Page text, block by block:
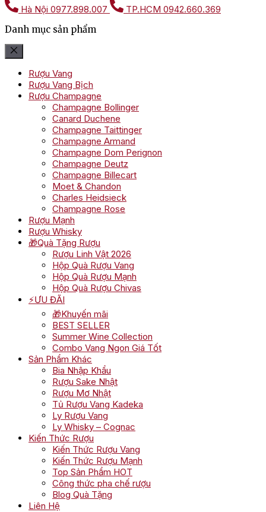
Hà Nội 0977.898.007 TP.HCM 0942.660.369
Danh mục sản phẩm
Rượu Vang
Rượu Vang Bịch
Rượu Champagne
Champagne Bollinger
Canard Duchene
Champagne Taittinger
Champagne Armand
Champagne Dom Perignon
Champagne Deutz
Champagne Billecart
Moet & Chandon
Charles Heidsieck
Champagne Rose
Rượu Mạnh
Rượu Whisky
🎁Quà Tặng Rượu
Rượu Linh Vật 2026
Hộp Quà Rượu Vang
Hộp Quà Rượu Mạnh
Hộp Quà Rượu Chivas
⚡ƯU ĐÃI
🎁Khuyến mãi
BEST SELLER
Summer Wine Collection
Combo Vang Ngon Giá Tốt
Sản Phẩm Khác
Bia Nhập Khẩu
Rượu Sake Nhật
Rượu Mơ Nhật
Tủ Rượu Vang Kadeka
Ly Rượu Vang
Ly Whisky – Cognac
Kiến Thức Rượu
Kiến Thức Rượu Vang
Kiến Thức Rượu Mạnh
Top Sản Phẩm HOT
Công thức pha chế rượu
Blog Quà Tặng
Liên Hệ